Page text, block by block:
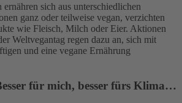
sich aus unterschiedlichen
ganz oder teilweise vegan, verzichten
wie Fleisch, Milch oder Eier. Aktionen
Weltvegantag regen dazu an, sich mit
und eine vegane Ernährung
für mich, besser fürs Klima…